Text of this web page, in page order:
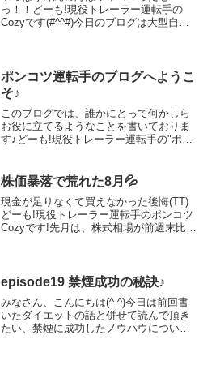
っ！！どーも!現役トレーラー運転手の
Cozyです(#^^#)今日のブログは大型自動
い、そんな方に”特に...
ポンコツ運転手のブログへようこ
そ♪
このブログでは、誰かにとって何かしら
お役に立てるようなことを書いておりま
す♪どーも!現役トレーラー運転手の"ポン
送を聞いたリスナーさんが、ちょっ...
株価暴落で荒れた8月💦
現金が足りなくて買えなかった後悔(⁠T⁠T⁠)
どーも!現役トレーラー運転手のポンコツ
Cozyです!先月は、株式相場が前週末比
episode19 禁煙成功の秘訣♪
みなさん、こんにちは(^-^)今日は前回書
いたダイエットの話と併せて読んで頂き
たい、禁煙に成功したノウハウについて